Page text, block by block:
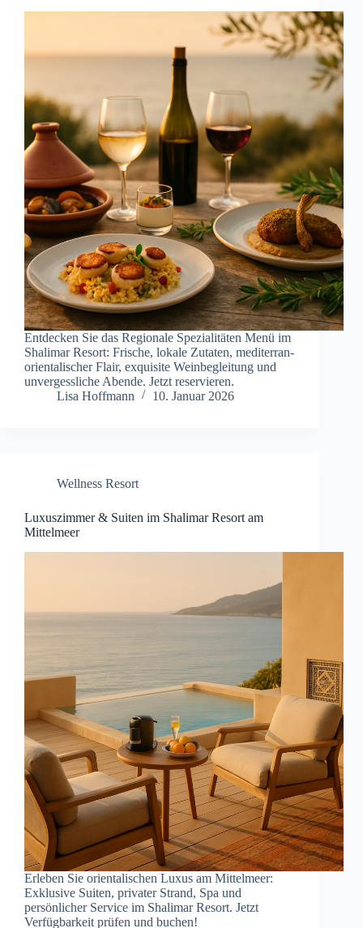
Entdecken Sie das Regionale Spezialitäten Menü im
Shalimar Resort: Frische, lokale Zutaten, mediterran-
orientalischer Flair, exquisite Weinbegleitung und
unvergessliche Abende. Jetzt reservieren.
Lisa Hoffmann
10. Januar 2026
Wellness Resort
Luxuszimmer & Suiten im Shalimar Resort am
Mittelmeer
Erleben Sie orientalischen Luxus am Mittelmeer:
Exklusive Suiten, privater Strand, Spa und
persönlicher Service im Shalimar Resort. Jetzt
Verfügbarkeit prüfen und buchen!